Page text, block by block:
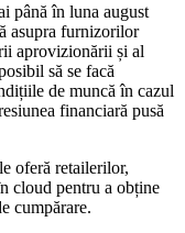
până în luna august
asupra furnizorilor
aprovizionării și al
să se facă
de muncă în cazul
financiară pusă
oferă retailerilor,
cloud pentru a obține
cumpărare.